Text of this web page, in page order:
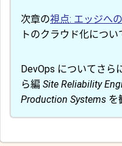
次章の視点: エッジへ
トのクラウド化につい
DevOps についてさら
ら編 Site Reliability
Production Systems を